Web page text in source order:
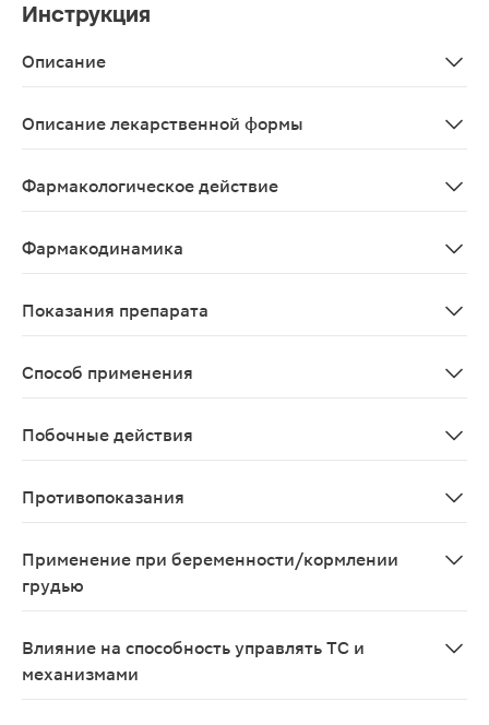
Инструкция
Описание
Описание лекарственной формы
Фармакологическое действие
Фармакодинамика
Показания препарата
Способ применения
Побочные действия
Противопоказания
Применение при беременности/кормлении
грудью
Влияние на способность управлять ТС и
механизмами